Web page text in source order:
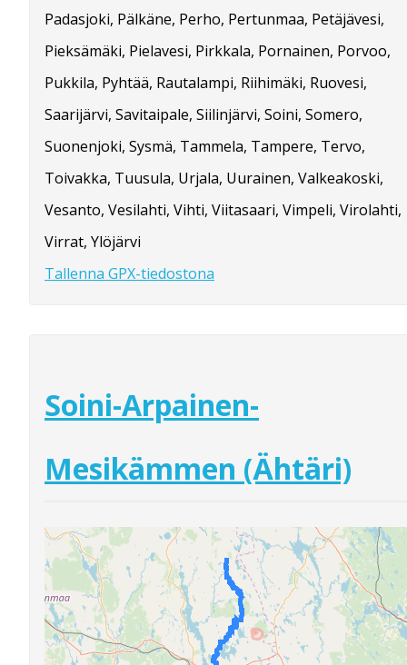
Padasjoki, Pälkäne, Perho, Pertunmaa, Petäjävesi,
Pieksämäki, Pielavesi, Pirkkala, Pornainen, Porvoo,
Pukkila, Pyhtää, Rautalampi, Riihimäki, Ruovesi,
Saarijärvi, Savitaipale, Siilinjärvi, Soini, Somero,
Suonenjoki, Sysmä, Tammela, Tampere, Tervo,
Toivakka, Tuusula, Urjala, Uurainen, Valkeakoski,
Vesanto, Vesilahti, Vihti, Viitasaari, Vimpeli, Virolahti,
Virrat, Ylöjärvi
Tallenna GPX-tiedostona
Soini-Arpainen-
Mesikämmen (Ähtäri)